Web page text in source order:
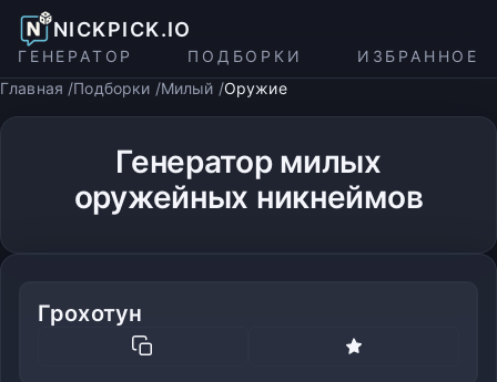
NICKPICK.IO
ГЕНЕРАТОР ПОДБОРКИ
ИЗБРАННОЕ
Главная
Подборки Милый Оружие
Генератор милых
оружейных никнеймов
Грохотун